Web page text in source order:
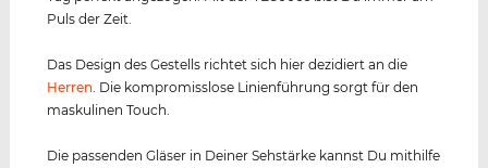
Puls der Zeit.
Das Design des Gestells richtet sich hier dezidiert an die
Herren . Die kompromisslose Linienführung sorgt für den
maskulinen Touch.
Die passenden Gläser in Deiner Sehstärke kannst Du mithilfe